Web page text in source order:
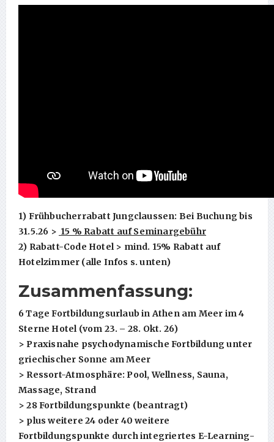
1) Frühbucherrabatt Jungclaussen: Bei Buchung bis
31.5.26 > 15 % Rabatt auf Seminargebühr
2) Rabatt-Code Hotel > mind. 15% Rabatt auf
Hotelzimmer (alle Infos s. unten)
Zusammenfassung:
6 Tage Fortbildungsurlaub in Athen am Meer im 4
Sterne Hotel (vom 23. – 28. Okt. 26)
> Praxisnahe psychodynamische Fortbildung unter
griechischer Sonne am Meer
> Ressort-Atmosphäre: Pool, Wellness, Sauna,
Massage, Strand
> 28 Fortbildungspunkte (beantragt)
> plus weitere 24 oder 40 weitere
Fortbildungspunkte durch integriertes E-Learning-